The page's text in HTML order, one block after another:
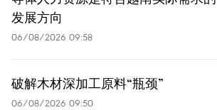
发展方向
06/08/2026 09:58
破解木材深加工原料“瓶颈”
06/08/2026 09:50